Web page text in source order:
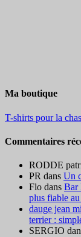
Ma boutique
T-shirts pour la
Commentaires
RODDE
PR dans Un
Flo dans Bar
plus fiable
dauge jean
terrier :
SERGIO